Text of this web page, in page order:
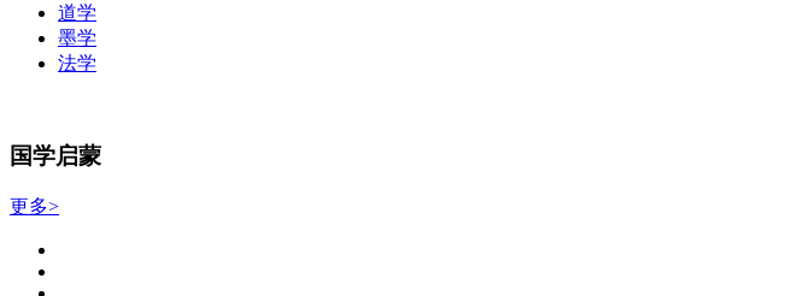
道学
墨学
法学
国学启蒙
更多>